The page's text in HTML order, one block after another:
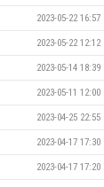
2023-05-22 16:57
2023-05-22 12:12
2023-05-14 18:39
2023-05-11 12:00
2023-04-25 22:55
2023-04-17 17:30
2023-04-17 17:20